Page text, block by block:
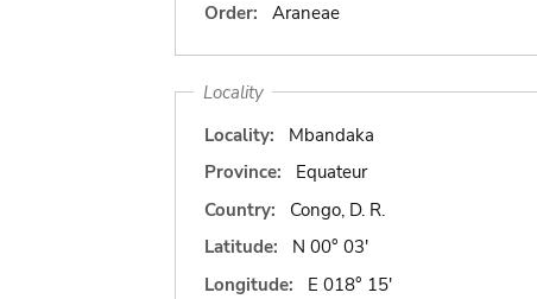
Order:
Araneae
Locality
Locality:
Mbandaka
Province:
Equateur
Country:
Congo, D. R.
Latitude:
N 00° 03'
Longitude:
E 018° 15'